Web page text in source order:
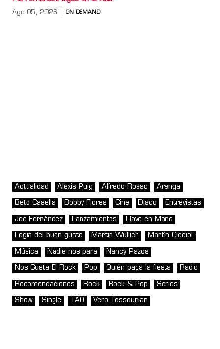
Ago 05, 2026 ON DEMAND
Actualidad Alexis Puig Alfredo Rosso Arenga
Beto Casella Bobby Flores Cine Disco Entrevistas
Joe Fernández Lanzamientos Llave en Mano
Logia del buen gusto Martin Wullich Martín Ciccioli
Música Nadie nos para Nancy Pazos
Nos Gusta El Rock Pop Quién paga la fiesta Radio
Recomendaciones Rock Rock & Pop Series
Show Single TAO Vero Tossounian